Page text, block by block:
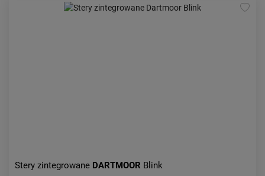
Stery zintegrowane DARTMOOR Blink